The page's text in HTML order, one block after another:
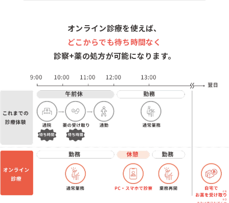
オンライン診療を使えば、
どこからでも待ち時間なく
診察+薬の処方が可能になります。